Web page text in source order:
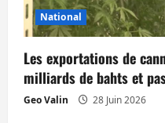
a
r
t
National
Les exportations de
milliards de bahts et
Geo Valin 28 Juin 2026